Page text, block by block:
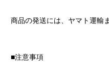
商品の発送には、ヤマト運輸
■注意事項